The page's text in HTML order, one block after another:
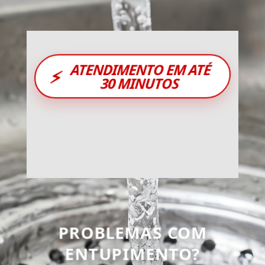
⚡ ATENDIMENTO EM ATÉ
30 MINUTOS
PROBLEMAS COM
ENTUPIMENTO?